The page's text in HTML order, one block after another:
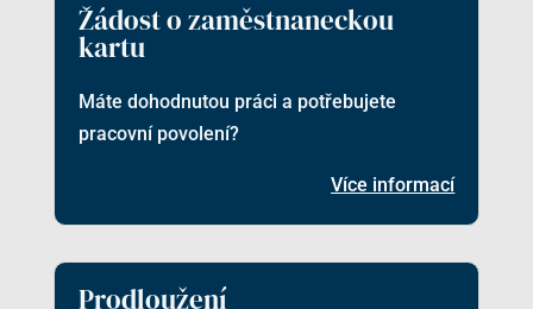
Žádost o zaměstnaneckou
kartu
Máte dohodnutou práci a potřebujete
pracovní povolení?
Více informací
Prodloužení